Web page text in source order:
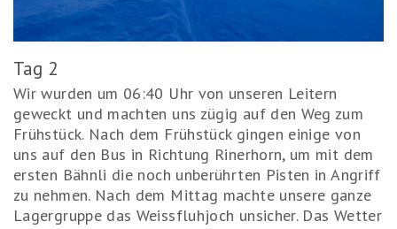
Tag 2
Wir wurden um 06:40 Uhr von unseren Leitern
geweckt und machten uns zügig auf den Weg zum
Frühstück. Nach dem Frühstück gingen einige von
uns auf den Bus in Richtung Rinerhorn, um mit dem
ersten Bähnli die noch unberührten Pisten in Angriff
zu nehmen. Nach dem Mittag machte unsere ganze
Lagergruppe das Weissfluhjoch unsicher. Das Wetter